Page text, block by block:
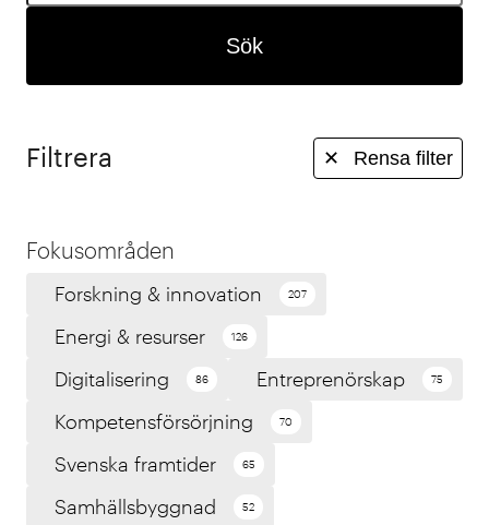
Sök
Filtrera ✕ Rensa filter
Fokusområden
Forskning & innovation 207
Energi & resurser 126
Digitalisering 86 Entreprenörskap 75
Kompetensförsörjning 70
Svenska framtider 65
Samhällsbyggnad 52